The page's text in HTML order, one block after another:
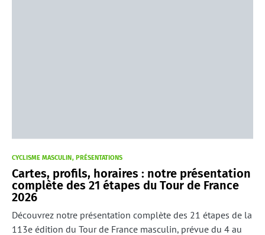
CYCLISME MASCULIN PRÉSENTATIONS
Cartes, profils, horaires : notre présentation
complète des 21 étapes du Tour de France
2026
Découvrez notre présentation complète des 21 étapes de la
113e édition du Tour de France masculin, prévue du 4 au